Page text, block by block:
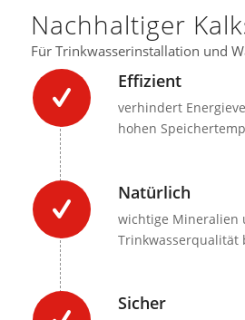
Nachhaltiger
Für Trinkwasserinstallation und
Effizient
verhindert
hohen
Natürlich
wichtige Mineralien
Trinkwasserqualität
Sicher